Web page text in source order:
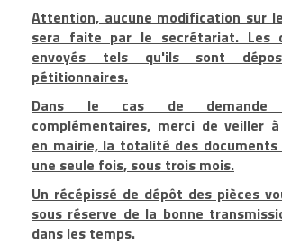
Attention, aucune modification sur
sera faite par le secrétariat. Les
envoyés tels qu'ils sont
pétitionnaires.
Dans le cas de demande
complémentaires, merci de veiller
en mairie, la totalité des documents
une seule fois, sous trois mois.
Un récépissé de dépôt des pièces
sous réserve de la bonne
dans les temps.